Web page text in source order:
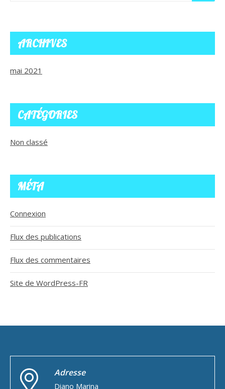
ARCHIVES
mai 2021
CATÉGORIES
Non classé
MÉTA
Connexion
Flux des publications
Flux des commentaires
Site de WordPress-FR
Adresse
Diano Marina